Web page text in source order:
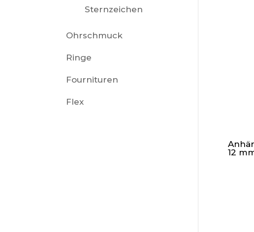
12
Sternzeichen
Ohrschmuck
Ringe
Fournituren
Flex